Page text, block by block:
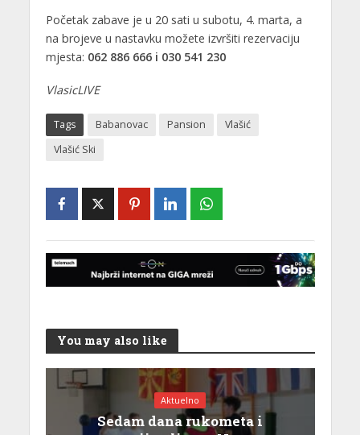
Početak zabave je u 20 sati u subotu, 4. marta, a
na brojeve u nastavku možete izvršiti rezervaciju
mjesta: 062 886 666 i 030 541 230
VlasicLIVE
Tags Babanovac Pansion
Vlašić
Vlašić Ski
You may also like
Aktuelno
Sedam dana rukometa i